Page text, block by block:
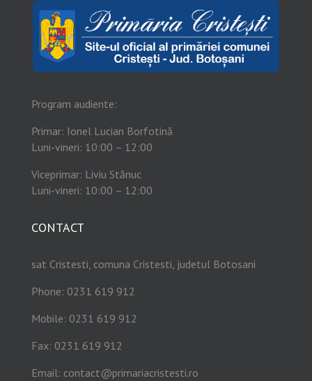
Program audiente:
Primar: Ionel Lucian Borfotină
Luni-vineri: 10:00 – 12:00
Viceprimar: Liviu Stănuc
Luni-vineri: 10:00 – 12:00
CONTACT
sat Cristesti, comuna Cristesti, judetul Botosani
Phone: 0231 619 912
Mobile: 0231 619 912
Fax: 0231 619 912
Email: contact@primariacristesti.ro